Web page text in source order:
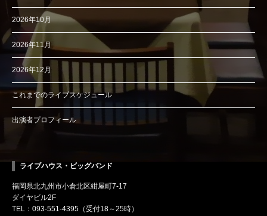
2026年10月
2026年11月
2026年12月
これまでのライブスケジュール
出演者プロフィール
ライブハウス・ビッグバンド
福岡県北九州市小倉北区紺屋町7-17
ダイヤビル2F
TEL：093-551-4395（受付18～25時）